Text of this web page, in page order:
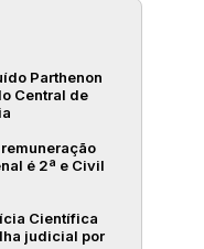
Parthenon
Central de
é 2ª e Civil
Científica
judicial por